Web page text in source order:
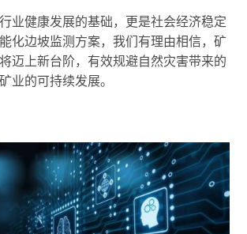
业健康发展的基础，更是社会经济稳定
化边坡监测方案，我们有理由相信，矿
迈上新台阶，有效规避自然灾害带来的
业的可持续发展。